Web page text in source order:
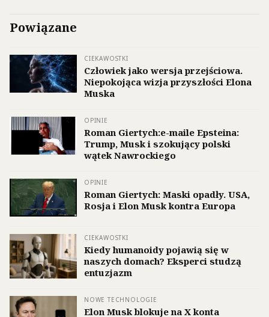
Powiązane
CIEKAWOSTKI
Człowiek jako wersja przejściowa.
Niepokojąca wizja przyszłości Elona
Muska
OPINIE
Roman Giertych:e-maile Epsteina:
Trump, Musk i szokujący polski
wątek Nawrockiego
OPINIE
Roman Giertych: Maski opadły. USA,
Rosja i Elon Musk kontra Europa
CIEKAWOSTKI
Kiedy humanoidy pojawią się w
naszych domach? Eksperci studzą
entuzjazm
NOWE TECHNOLOGIE
Elon Musk blokuje na X konta